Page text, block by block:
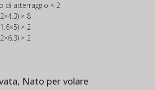
di atterraggio × 2
× 8
× 2
× 2
Nato per volare